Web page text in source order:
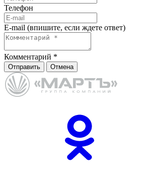
Телефон
E-mail (впишите, если ждете ответ)
Комментарий *
Отправить Отмена